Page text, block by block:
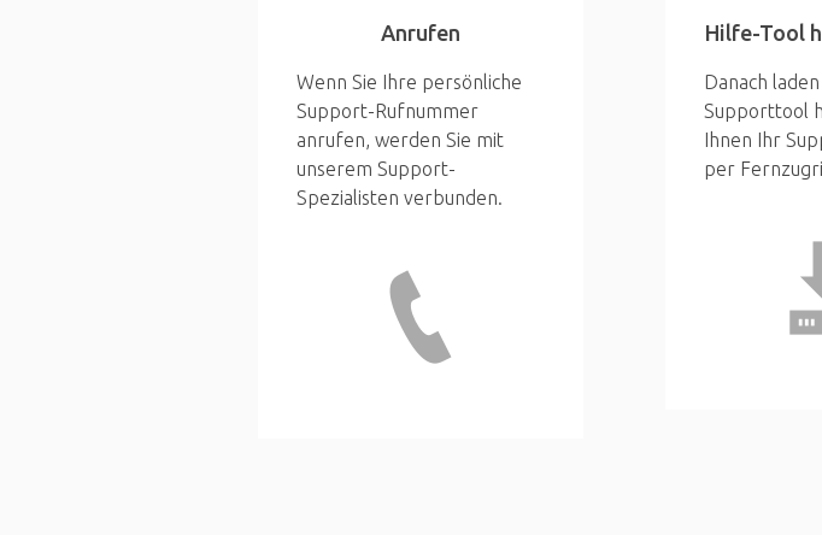
Anrufen
Wenn Sie Ihre persönliche
Support-Rufnummer
anrufen, werden Sie mit
unserem Support-
Spezialisten verbunden.
Hilfe-Tool
Danach laden
Supporttool
Ihnen Ihr
per